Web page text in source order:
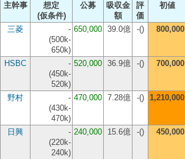
主幹事
想定
(仮条件)
公募
吸収金
額
評
価
初値
三菱
-
(500k-
650k)
650,000 39.0億 -() 800,000
HSBC
-
(450k-
520k)
520,000 36.9億 -() 700,000
野村
-
(430k-
470k)
470,000 7.28億 -() 1,210,000
日興
-
(220k-
240k)
240,000 15.6億 -() 450,000